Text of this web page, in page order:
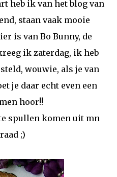
heb ik van het blog van
staan vaak mooie
is van Bo Bunny, de
ik zaterdag, ik heb
wouwie, als je van
je daar echt even een
hoor!!
spullen komen uit mn
;)